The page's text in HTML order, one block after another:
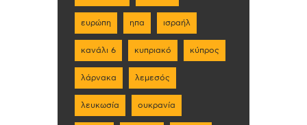
ευρώπη ηπα ισραήλ
κανάλι 6 κυπριακό κύπρος
λάρνακα λεμεσός
λευκωσία ουκρανία